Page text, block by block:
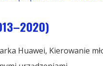
Huawei, Kierowanie